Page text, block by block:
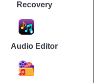
Recovery
Audio Editor